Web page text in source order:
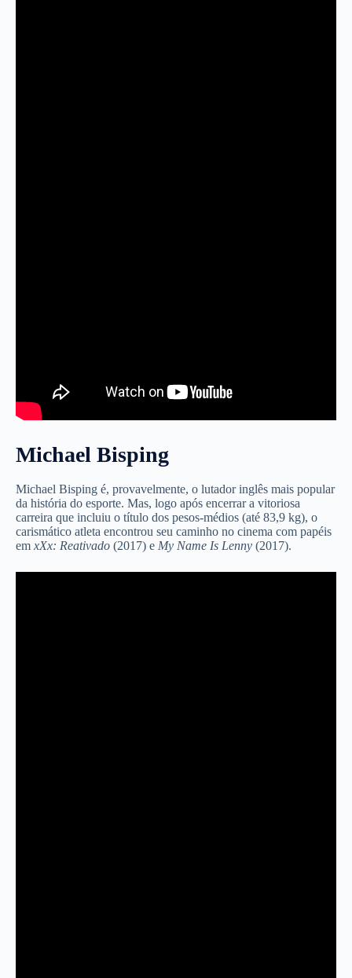
Michael Bisping
Michael Bisping é, provavelmente, o lutador inglês mais popular
da história do esporte. Mas, logo após encerrar a vitoriosa
carreira que incluiu o título dos pesos-médios (até 83,9 kg), o
carismático atleta encontrou seu caminho no cinema com papéis
em xXx: Reativado (2017) e My Name Is Lenny (2017).